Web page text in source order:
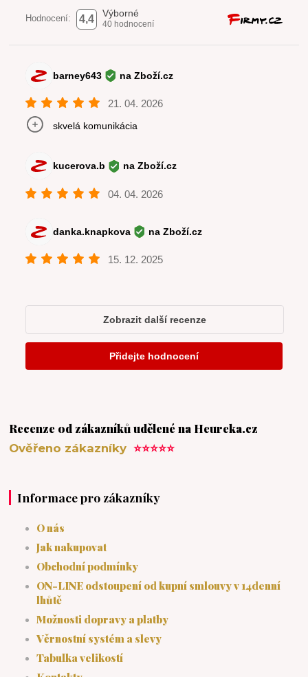
Recenze od zákazníků udělené na Heureka.cz
Ověřeno zákazníky⭐⭐⭐⭐⭐
Informace pro zákazníky
O nás
Jak nakupovat
Obchodní podmínky
ON-LINE odstoupení od kupní smlouvy v 14denní
lhůtě
Možnosti dopravy a platby
Věrnostní systém a slevy
Tabulka velikostí